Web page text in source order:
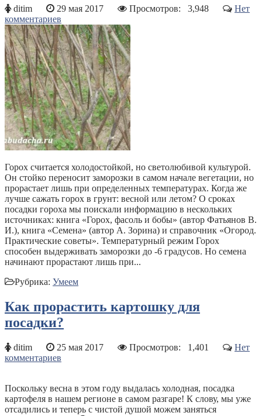
ditim 29 мая 2017 Просмотров: 3,948
Нет
комментариев
Горох считается холодостойкой, но светолюбивой культурой.
Он стойко переносит заморозки в самом начале вегетации, но
прорастает лишь при определенных температурах. Когда же
лучше сажать горох в грунт: весной или летом? О сроках
посадки гороха мы поискали информацию в нескольких
источниках: книга «Горох, фасоль и бобы» (автор Фатьянов В.
И.), книга «Семена» (автор А. Зорина) и справочник «Огород.
Практические советы». Температурный режим Горох
способен выдерживать заморозки до -6 градусов. Но семена
начинают прорастают лишь при...
Рубрика: Умеем
Как прорастить картошку для
посадки?
ditim 25 мая 2017 Просмотров: 1,401
Нет
комментариев
Поскольку весна в этом году выдалась холодная, посадка
картофеля в нашем регионе в самом разгаре! К слову, мы уже
отсадились и теперь с чистой душой можем заняться